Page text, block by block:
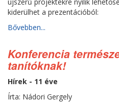
kiderülhet a prezentációból:
Bővebben...
Konferencia
tanítóknak!
Hírek - 11 éve
Írta: Nádori Gergely